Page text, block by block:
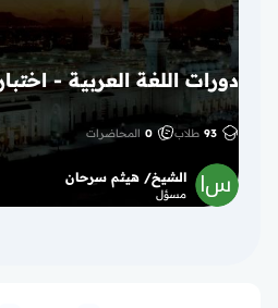
دورات اللغة العربية -
93 طلاب 0 المحاضرات
الشيخ/ هيثم سرحان
مسؤل